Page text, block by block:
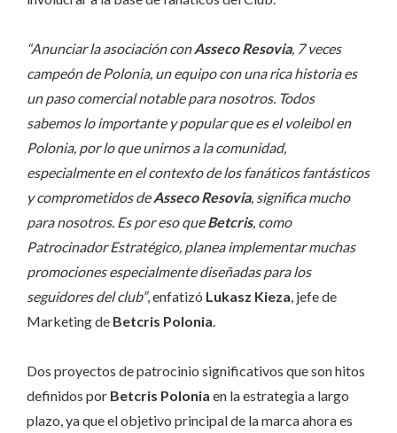
“Anunciar la asociación conAsseco Resovia, 7 veces
campeón de Polonia, un equipo con una rica historia es
un paso comercial notable para nosotros. Todos
sabemos lo importante y popular que es el voleibol en
Polonia, por lo que unirnos a la comunidad,
especialmente en el contexto de los fanáticos fantásticos
y comprometidos deAsseco Resovia, significa mucho
para nosotros. Es por eso queBetcris, como
Patrocinador Estratégico, planea implementar muchas
promociones especialmente diseñadas para los
seguidores del club”, enfatizó Lukasz Kieza , jefe de
Marketing de Betcris Polonia
Dos proyectos de patrocinio significativos que son hitos
definidos por Betcris Polonia en la estrategia a largo
plazo, ya que el objetivo principal de la marca ahora es